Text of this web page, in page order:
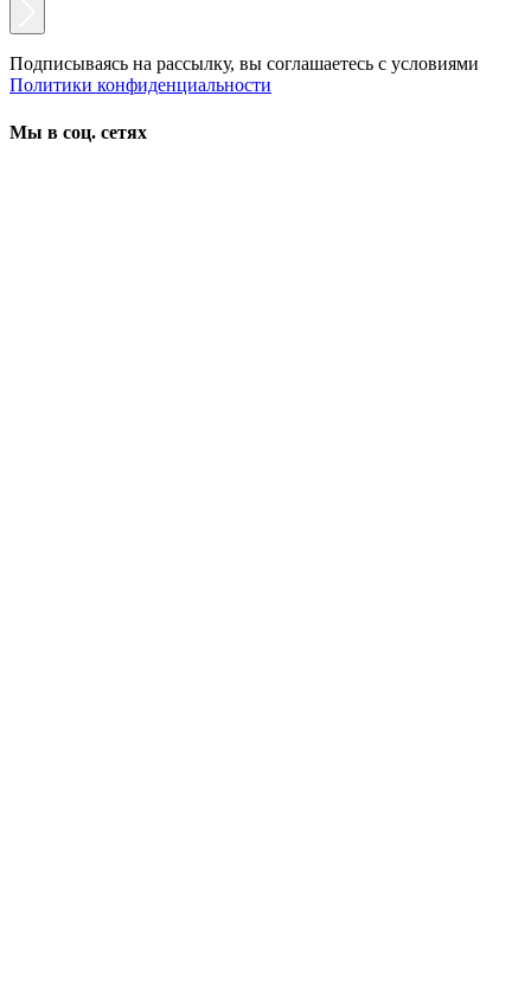
Подписываясь на рассылку, вы соглашаетесь с условиями
Политики конфиденциальности
Мы в соц. сетях